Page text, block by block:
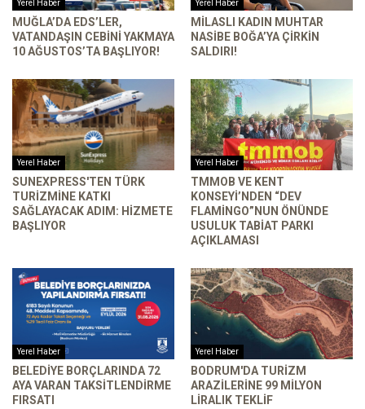
Yerel Haber
MUĞLA’DA EDS’LER,
VATANDAŞIN CEBINI YAKMAYA
10 AĞUSTOS’TA BAŞLIYOR!
Yerel Haber
MILASLI KADIN MUHTAR
NASIBE BOĞA’YA ÇIRKIN
SALDIRI!
Yerel Haber
SUNEXPRESS'TEN TÜRK
TURIZMINE KATKI
SAĞLAYACAK ADIM: HIZMETE
BAŞLIYOR
Yerel Haber
TMMOB VE KENT
KONSEYI’NDEN “DEV
FLAMINGO”NUN ÖNÜNDE
USULUK TABIAT PARKI
AÇIKLAMASI
Yerel Haber
BELEDIYE BORÇLARINDA 72
AYA VARAN TAKSITLENDIRME
FIRSATI
Yerel Haber
BODRUM'DA TURIZM
ARAZILERINE 99 MILYON
LIRALIK TEKLIF